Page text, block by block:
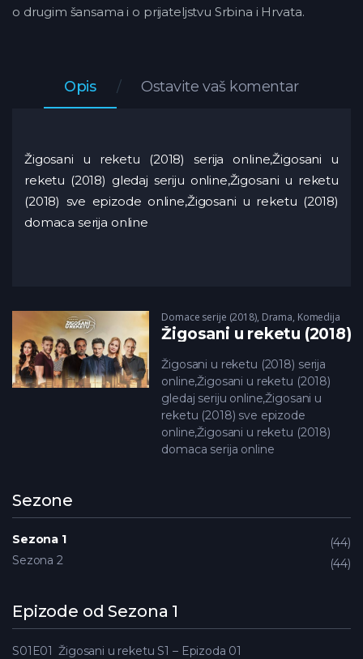
o drugim šansama i o prijateljstvu Srbina i Hrvata.
Opis Ostavite vaš komentar
Žigosani u reketu (2018) serija online,Žigosani u
reketu (2018) gledaj seriju online,Žigosani u reketu
(2018) sve epizode online,Žigosani u reketu (2018)
domaca serija online
Domace serije (2018), Drama, Komedija
Žigosani u reketu (2018)
Žigosani u reketu (2018) serija
online,Žigosani u reketu (2018)
gledaj seriju online,Žigosani u
reketu (2018) sve epizode
online,Žigosani u reketu (2018)
domaca serija online
Sezone
Sezona 1
44
Sezona 2
44
Epizode od Sezona 1
S01E01 Žigosani u reketu S1 – Epizoda 01